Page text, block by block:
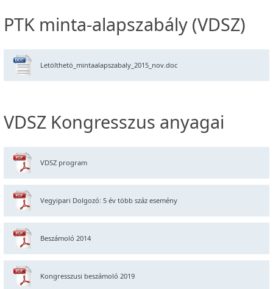
PTK minta-alapszabály (VDSZ)
Letölthetö_mintaalapszabaly_2015_nov.doc
VDSZ Kongresszus anyagai
VDSZ program
Vegyipari Dolgozó: 5 év több száz esemény
Beszámoló 2014
Kongresszusi beszámoló 2019